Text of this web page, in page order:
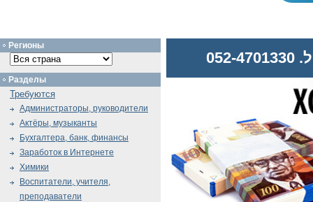
Регионы
Разделы
Требуются
Администраторы, руководители
Актёры, музыканты
Бухгалтера, банк, финансы
Заработок в Интернете
Химики
Воспитатели, учителя,
преподаватели